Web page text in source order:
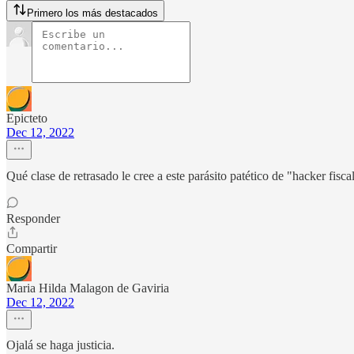
Primero los más destacados
Epicteto
Dec 12, 2022
Qué clase de retrasado le cree a este parásito patético de "hacker
Responder
Compartir
Maria Hilda Malagon de Gaviria
Dec 12, 2022
Ojalá se haga justicia.